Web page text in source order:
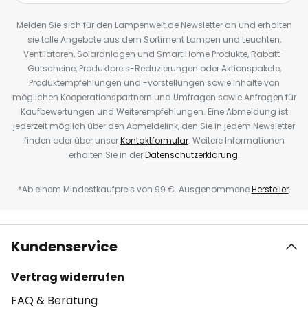
Melden Sie sich für den Lampenwelt.de Newsletter an und erhalten
sie tolle Angebote aus dem Sortiment Lampen und Leuchten,
Ventilatoren, Solaranlagen und Smart Home Produkte, Rabatt-
Gutscheine, Produktpreis-Reduzierungen oder Aktionspakete,
Produktempfehlungen und -vorstellungen sowie Inhalte von
möglichen Kooperationspartnern und Umfragen sowie Anfragen für
Kaufbewertungen und Weiterempfehlungen. Eine Abmeldung ist
jederzeit möglich über den Abmeldelink, den Sie in jedem Newsletter
finden oder über unserKontaktformular. Weitere Informationen
erhalten Sie in derDatenschutzerklärung.
*Ab einem Mindestkaufpreis von 99 €. AusgenommeneHersteller.
Kundenservice
Vertrag widerrufen
FAQ & Beratung